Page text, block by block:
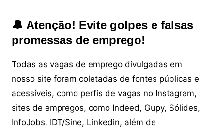
🔔 Atenção! Evite golpes e falsas
promessas de emprego!
Todas as vagas de emprego divulgadas em
nosso site foram coletadas de fontes públicas e
acessíveis, como perfis de vagas no Instagram,
sites de empregos, como Indeed, Gupy, Sólides,
InfoJobs, IDT/Sine, Linkedin, além de